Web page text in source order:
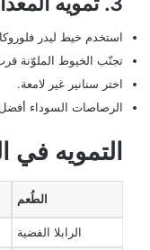
استخدم خيط ليدر
تجنّب الخيوط الملوّنة
اختر سنانير غير لامعة.
الرصاصات السوداء
التمويه في
الطُعم
الرابلا الفضية